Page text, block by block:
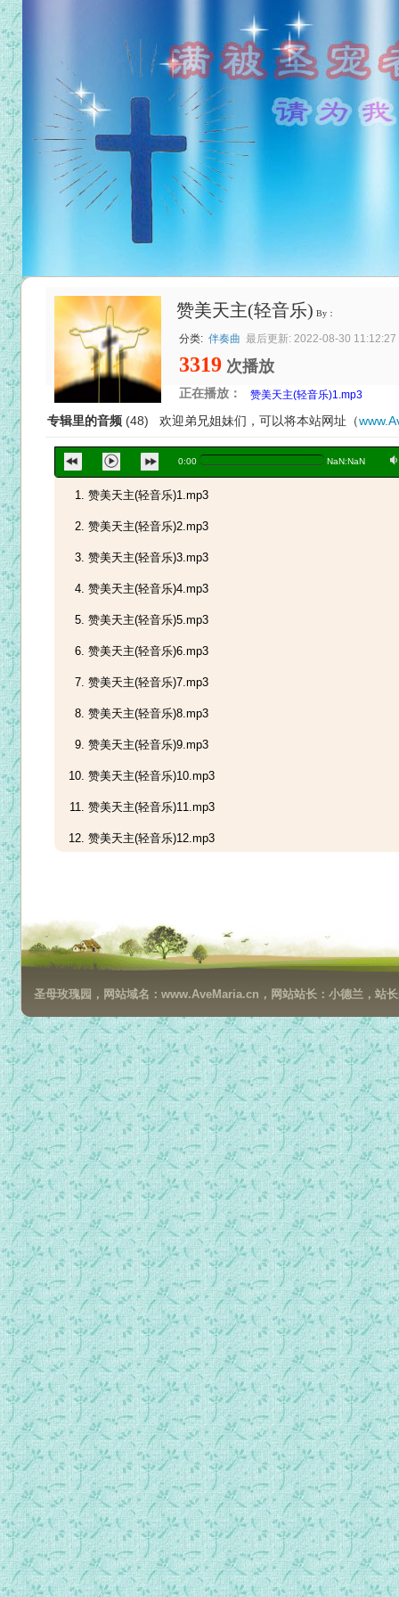
赞美天主(轻音乐) By：
分类: 伴奏曲 最后更新: 2022-08-30 11:12:27
3319 次播放
正在播放：
专辑里的音频 (48) 欢迎弟兄姐妹们，可以将本站网址（
0:00 NaN:NaN a
赞美天主(轻音乐)1.mp3
赞美天主(轻音乐)1.mp3
赞美天主(轻音乐)2.mp3
赞美天主(轻音乐)3.mp3
赞美天主(轻音乐)4.mp3
赞美天主(轻音乐)5.mp3
赞美天主(轻音乐)6.mp3
赞美天主(轻音乐)7.mp3
赞美天主(轻音乐)8.mp3
赞美天主(轻音乐)9.mp3
赞美天主(轻音乐)10.mp3
赞美天主(轻音乐)11.mp3
赞美天主(轻音乐)12.mp3
赞美天主(轻音乐)15.mp3
赞美天主(轻音乐)16.mp3
赞美天主(轻音乐)17.mp3
赞美天主(轻音乐)18.mp3
赞美天主(轻音乐)19.mp3
赞美天主(轻音乐)20.mp3
赞美天主(轻音乐)21.mp3
赞美天主(轻音乐)22.mp3
赞美天主(轻音乐)23.mp3
赞美天主(轻音乐)24.mp3
赞美天主(轻音乐)25.mp3
赞美天主(轻音乐)26.mp3
赞美天主(轻音乐)27.mp3
赞美天主(轻音乐)28.mp3
赞美天主(轻音乐)29.mp3
赞美天主(轻音乐)30.mp3
赞美天主(轻音乐)31.mp3
赞美天主(轻音乐)32.mp3
赞美天主(轻音乐)33.mp3
赞美天主(轻音乐)34.mp3
赞美天主(轻音乐)35.mp3
赞美天主(轻音乐)36.mp3
圣母玫瑰园，网站域名：www.AveMaria.cn，网站站长：小德兰，